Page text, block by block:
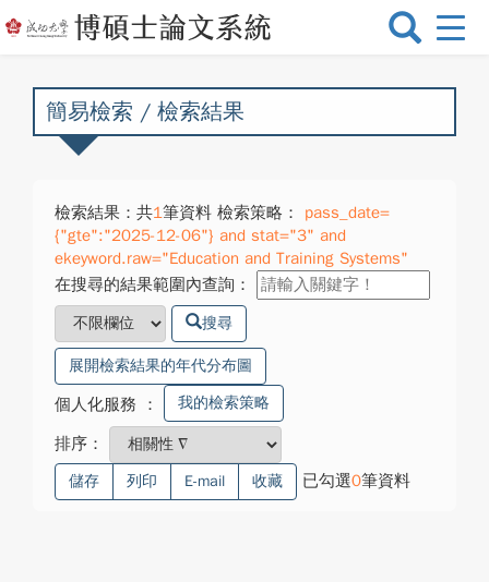
選
換
簡易檢索 / 檢索結果
檢索結果：共1筆資料 檢索策略：
pass_date=
{"gte":"2025-12-06"} and stat="3" and
ekeyword.raw="Education and Training Systems"
在搜尋的結果範圍內查詢：
搜尋
展開檢索結果的年代分布圖
個人化服務 ： 我的檢索策略
排序：
儲存 列印 E-mail 收藏 已勾選0筆資料